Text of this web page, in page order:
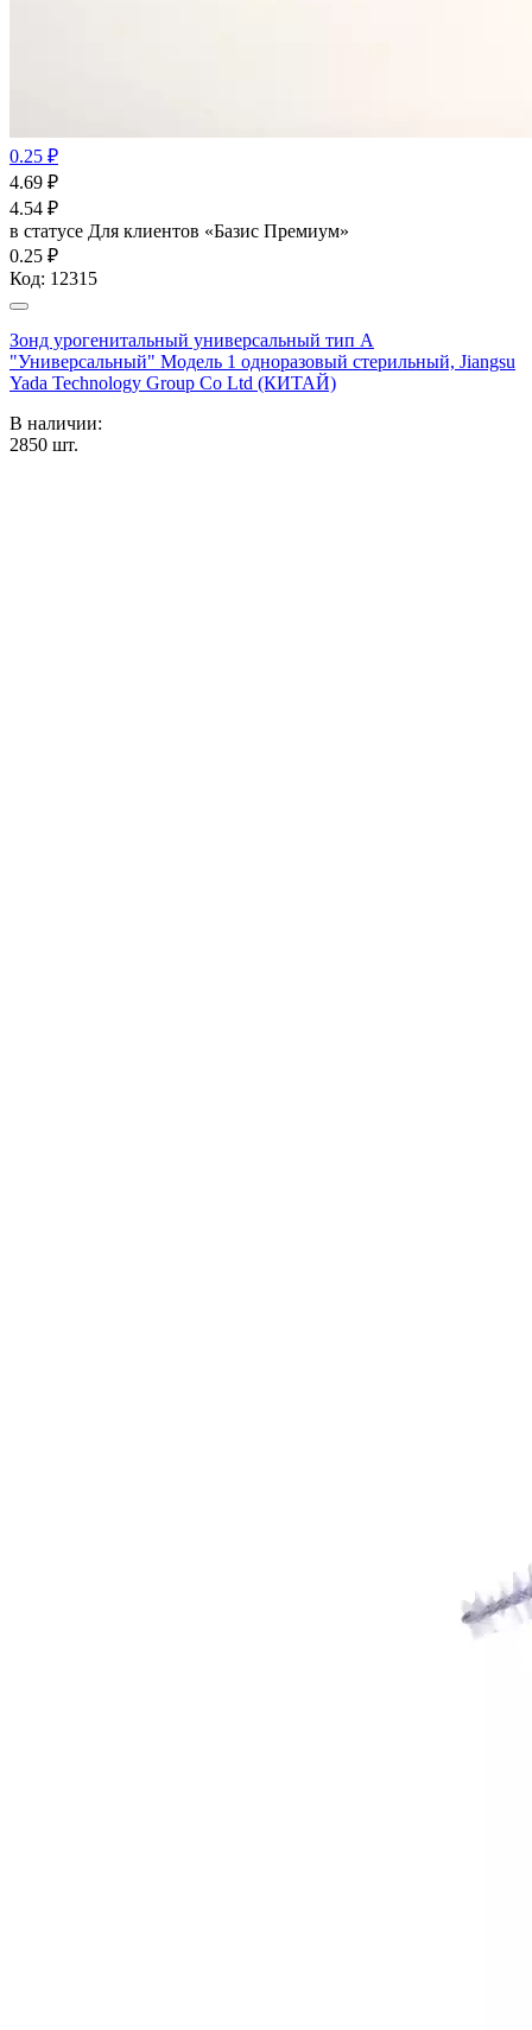
0.25 ₽
4.69 ₽
4.54 ₽
в статусе Для клиентов «Базис Премиум»
0.25 ₽
Код: 12315
Зонд урогенитальный универсальный тип А
"Универсальный" Модель 1 одноразовый стерильный, Jiangsu
Yada Technology Group Co Ltd (КИТАЙ)
В наличии:
2850 шт.